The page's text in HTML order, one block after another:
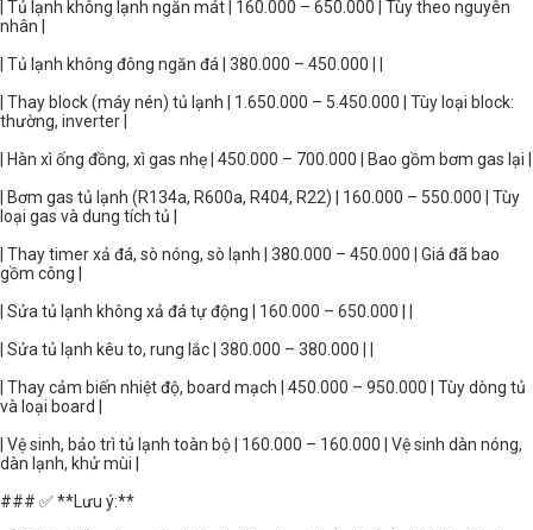
| Tủ lạnh không lạnh ngăn mát | 160.000 – 650.000 | Tùy theo nguyên
nhân |
| Tủ lạnh không đông ngăn đá | 380.000 – 450.000 | |
| Thay block (máy nén) tủ lạnh | 1.650.000 – 5.450.000 | Tùy loại block:
thường, inverter |
| Hàn xì ống đồng, xì gas nhẹ | 450.000 – 700.000 | Bao gồm bơm gas lại |
| Bơm gas tủ lạnh (R134a, R600a, R404, R22) | 160.000 – 550.000 | Tùy
loại gas và dung tích tủ |
| Thay timer xả đá, sò nóng, sò lạnh | 380.000 – 450.000 | Giá đã bao
gồm công |
| Sửa tủ lạnh không xả đá tự động | 160.000 – 650.000 | |
| Sửa tủ lạnh kêu to, rung lắc | 380.000 – 380.000 | |
| Thay cảm biến nhiệt độ, board mạch | 450.000 – 950.000 | Tùy dòng tủ
và loại board |
| Vệ sinh, bảo trì tủ lạnh toàn bộ | 160.000 – 160.000 | Vệ sinh dàn nóng,
dàn lạnh, khử mùi |
### ✅ **Lưu ý:**